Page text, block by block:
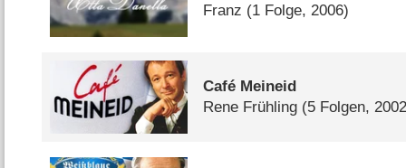
Franz (1 Folge, 2006)
Café Meineid
Rene Frühling (5 Folgen,